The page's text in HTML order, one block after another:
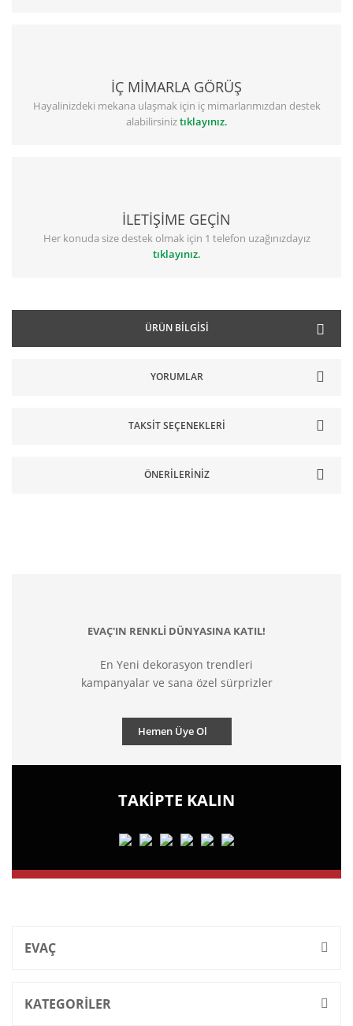
İÇ MİMARLA GÖRÜŞ
Hayalinizdeki mekana ulaşmak için iç mimarlarımızdan destek
alabilirsiniztıklayınız.
İLETİŞİME GEÇİN
Her konuda size destek olmak için 1 telefon uzağınızdayız
tıklayınız.
ÜRÜN BILGISI
YORUMLAR
TAKSIT SEÇENEKLERI
ÖNERILERINIZ
EVAÇ'IN RENKLİ DÜNYASINA KATIL!
En Yeni dekorasyon trendleri
kampanyalar ve sana özel sürprizler
Hemen Üye Ol
TAKİPTE KALIN
EVAÇ
KATEGORİLER